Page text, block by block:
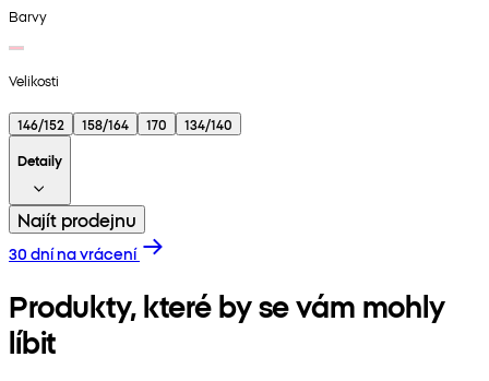
Barvy
Velikosti
146/152 158/164 170
134/140
Detaily
Najít prodejnu
30 dní na vrácení
Produkty, které by se vám mohly
líbit